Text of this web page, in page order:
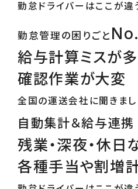
勤怠ドライバーはここが違
勤怠管理の困りごと
給与計算ミスが多
確認作業が大変
全国の運送会社に聞きま
自動集計＆給与連携
残業・深夜・休
各種手当や割増